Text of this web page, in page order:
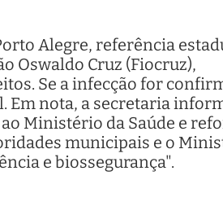
Alegre, referência
Oswaldo Cruz (Fiocruz),
Se a infecção for
Em nota, a secretaria
Ministério da Saúde e
municipais e o
e biossegurança".